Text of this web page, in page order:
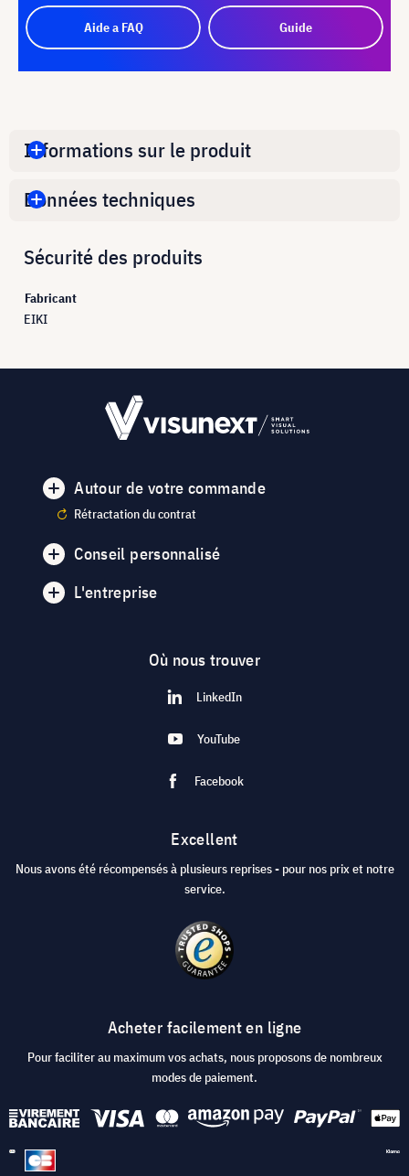
Aide a FAQ Guide
Informations sur le produit
Données techniques
Sécurité des produits
Fabricant
EIKI
Autour de votre commande
Rétractation du contrat
Conseil personnalisé
L'entreprise
Où nous trouver
LinkedIn
YouTube
Facebook
Excellent
Nous avons été récompensés à plusieurs reprises - pour nos prix et notre
service.
Acheter facilement en ligne
Pour faciliter au maximum vos achats, nous proposons de nombreux
modes de paiement.